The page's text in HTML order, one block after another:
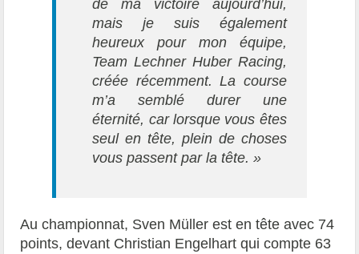
de ma victoire aujourd’hui,
mais je suis également
heureux pour mon équipe,
Team Lechner Huber Racing,
créée récemment. La course
m’a semblé durer une
éternité, car lorsque vous êtes
seul en tête, plein de choses
vous passent par la tête. »
Au championnat, Sven Müller est en tête avec 74
points, devant Christian Engelhart qui compte 63